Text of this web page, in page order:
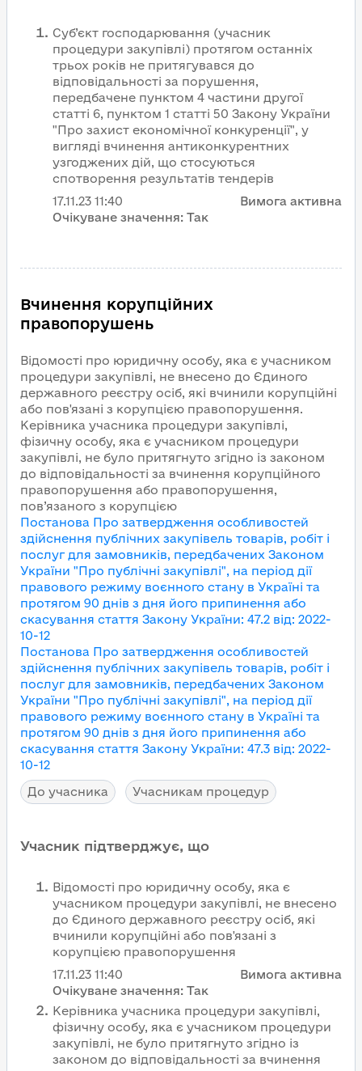
Суб’єкт господарювання (учасник
процедури закупівлі) протягом останніх
трьох років не притягувався до
відповідальності за порушення,
передбачене пунктом 4 частини другої
статті 6, пунктом 1 статті 50 Закону України
"Про захист економічної конкуренції", у
вигляді вчинення антиконкурентних
узгоджених дій, що стосуються
спотворення результатів тендерів
17.11.23 11:40
Вимога активна
Очікуване значення: Так
Вчинення корупційних
правопорушень
Відомості про юридичну особу, яка є учасником
процедури закупівлі, не внесено до Єдиного
державного реєстру осіб, які вчинили корупційні
або пов'язані з корупцією правопорушення.
Керівника учасника процедури закупівлі,
фізичну особу, яка є учасником процедури
закупівлі, не було притягнуто згідно із законом
до відповідальності за вчинення корупційного
правопорушення або правопорушення,
пов’язаного з корупцією
Постанова Про затвердження особливостей
здійснення публічних закупівель товарів, робіт і
послуг для замовників, передбачених Законом
України "Про публічні закупівлі", на період дії
правового режиму воєнного стану в Україні та
протягом 90 днів з дня його припинення або
скасування стаття Закону України: 47.2 від: 2022-
10-12
Постанова Про затвердження особливостей
здійснення публічних закупівель товарів, робіт і
послуг для замовників, передбачених Законом
України "Про публічні закупівлі", на період дії
правового режиму воєнного стану в Україні та
протягом 90 днів з дня його припинення або
скасування стаття Закону України: 47.3 від: 2022-
10-12
До учасника
Учасникам процедур
Учасник підтверджує, що
Відомості про юридичну особу, яка є
учасником процедури закупівлі, не внесено
до Єдиного державного реєстру осіб, які
вчинили корупційні або пов'язані з
корупцією правопорушення
17.11.23 11:40
Вимога активна
Очікуване значення: Так
Керівника учасника процедури закупівлі,
фізичну особу, яка є учасником процедури
закупівлі, не було притягнуто згідно із
законом до відповідальності за вчинення